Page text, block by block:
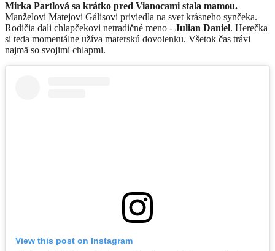
Mirka Partlová sa krátko pred Vianocami stala mamou.
Manželovi Matejovi Gálisovi priviedla na svet krásneho synčeka.
Rodičia dali chlapčekovi netradičné meno - Julian Daniel. Herečka
si teda momentálne užíva materskú dovolenku. Všetok čas trávi
najmä so svojimi chlapmi.
View this post on Instagram